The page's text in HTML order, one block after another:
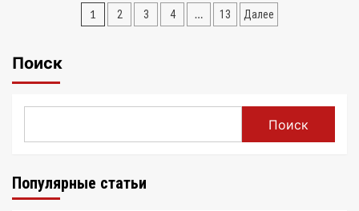
Пагинация
1 2 3 4 … 13 Далее
Поиск
Поиск
Популярные статьи